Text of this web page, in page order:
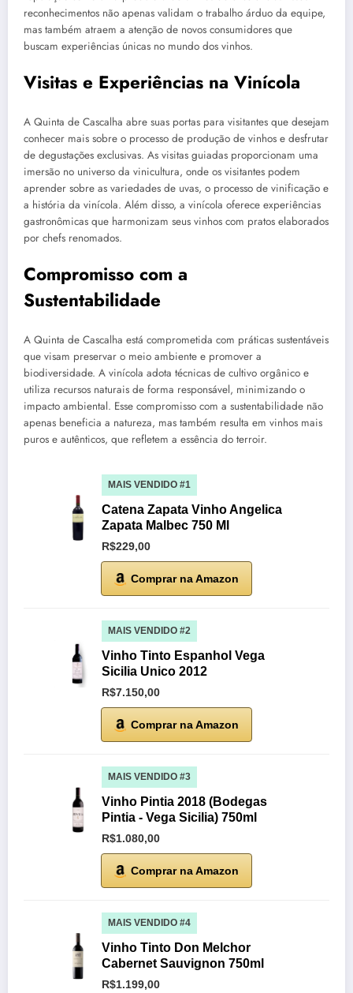
reconhecimentos não apenas validam o trabalho árduo da equipe,
mas também atraem a atenção de novos consumidores que
buscam experiências únicas no mundo dos vinhos.
Visitas e Experiências na Vinícola
A Quinta de Cascalha abre suas portas para visitantes que desejam
conhecer mais sobre o processo de produção de vinhos e desfrutar
de degustações exclusivas. As visitas guiadas proporcionam uma
imersão no universo da vinicultura, onde os visitantes podem
aprender sobre as variedades de uvas, o processo de vinificação e
a história da vinícola. Além disso, a vinícola oferece experiências
gastronômicas que harmonizam seus vinhos com pratos elaborados
por chefs renomados.
Compromisso com a
Sustentabilidade
A Quinta de Cascalha está comprometida com práticas sustentáveis
que visam preservar o meio ambiente e promover a
biodiversidade. A vinícola adota técnicas de cultivo orgânico e
utiliza recursos naturais de forma responsável, minimizando o
impacto ambiental. Esse compromisso com a sustentabilidade não
apenas beneficia a natureza, mas também resulta em vinhos mais
puros e autênticos, que refletem a essência do terroir.
MAIS VENDIDO #1
Catena Zapata Vinho Angelica
Zapata Malbec 750 Ml
R$229,00
Comprar na Amazon
MAIS VENDIDO #2
Vinho Tinto Espanhol Vega
Sicilia Unico 2012
R$7.150,00
Comprar na Amazon
MAIS VENDIDO #3
Vinho Pintia 2018 (Bodegas
Pintia - Vega Sicilia) 750ml
R$1.080,00
Comprar na Amazon
MAIS VENDIDO #4
Vinho Tinto Don Melchor
Cabernet Sauvignon 750ml
R$1.199,00